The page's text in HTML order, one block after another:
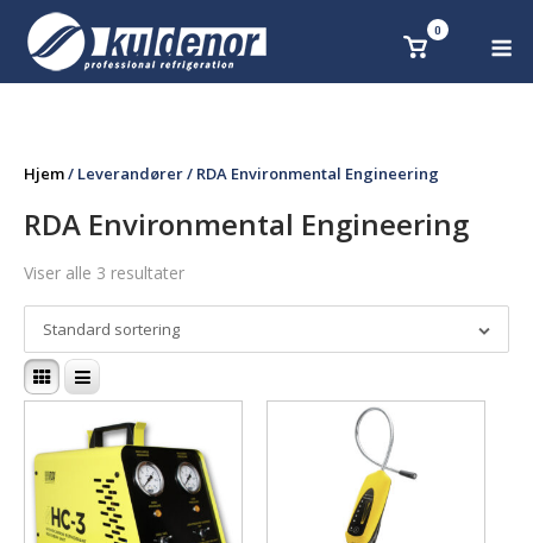
content
Se 0
Hjem/ Leverandører / RDA Environmental Engineering
RDA Environmental Engineering
Viser alle 3 resultater
Standard sortering